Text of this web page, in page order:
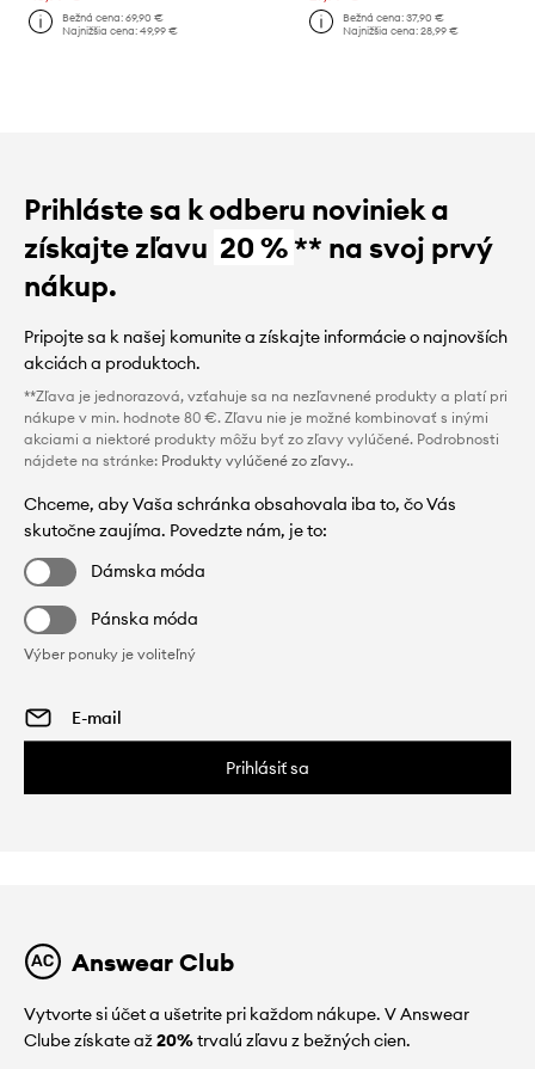
Bežná cena:69,90 €
Najnižšia cena:49,99 €
Bežná cena: 37,90 €
Najnižšia cena: 28,99 €
Prihláste sa k odberu noviniek a
získajte zľavu 20 %** na svoj prvý
nákup.
Pripojte sa k našej komunite a získajte informácie o najnovších
akciách a produktoch.
**Zľava je jednorazová, vzťahuje sa na nezľavnené produkty a platí pri
nákupe v min. hodnote 80 €. Zľavu nie je možné kombinovať s inými
akciami a niektoré produkty môžu byť zo zľavy vylúčené. Podrobnosti
nájdete na stránke: Produkty vylúčené zo zľavy..
Chceme, aby Vaša schránka obsahovala iba to, čo Vás
skutočne zaujíma. Povedzte nám, je to:
Dámska móda
Pánska móda
Výber ponuky je voliteľný
Prihlásiť sa
Answear Club
Vytvorte si účet a ušetrite pri každom nákupe. V Answear
Clube získate až20%trvalú zľavu z bežných cien.